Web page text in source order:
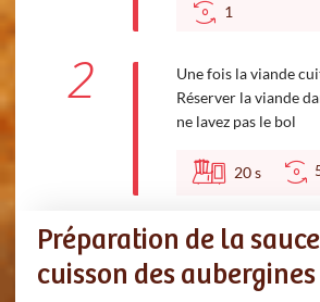
1
2
Une fois la viande
Réserver la viande
ne lavez pas le bol
20s
Préparation de la
cuisson des aubergines